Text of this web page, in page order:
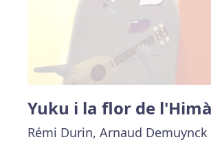
Yuku i la flor de
Rémi Durin, Arnaud Demuynck